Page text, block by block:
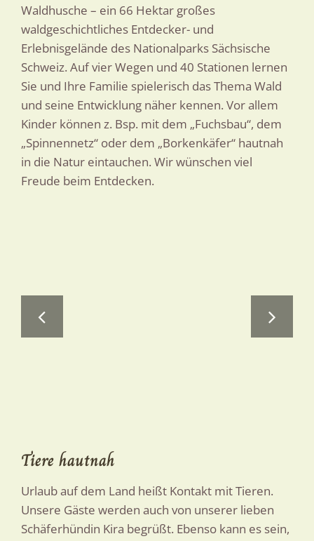
Waldhusche – ein 66 Hektar großes
waldgeschichtliches Entdecker- und
Erlebnisgelände des Nationalparks Sächsische
Schweiz. Auf vier Wegen und 40 Stationen lernen
Sie und Ihre Familie spielerisch das Thema Wald
und seine Entwicklung näher kennen. Vor allem
Kinder können z. Bsp. mit dem „Fuchsbau“, dem
„Spinnennetz“ oder dem „Borkenkäfer“ hautnah
in die Natur eintauchen. Wir wünschen viel
Freude beim Entdecken.
Tiere hautnah
Urlaub auf dem Land heißt Kontakt mit Tieren.
Unsere Gäste werden auch von unserer lieben
Schäferhündin Kira begrüßt. Ebenso kann es sein,